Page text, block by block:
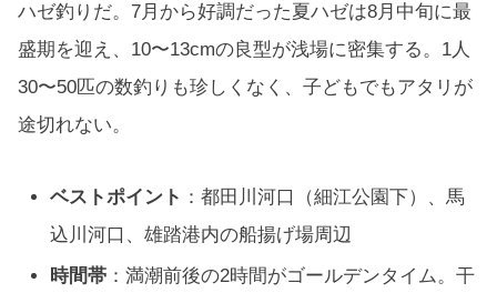
ハゼ釣りだ。7月から好調だった夏ハゼは8月中旬に最
盛期を迎え、10〜13cmの良型が浅場に密集する。1人
30〜50匹の数釣りも珍しくなく、子どもでもアタリが
途切れない。
ベストポイント ：都田川河口（細江公園下）、馬
込川河口、雄踏港内の船揚げ場周辺
時間帯 ：満潮前後の2時間がゴールデンタイム。干